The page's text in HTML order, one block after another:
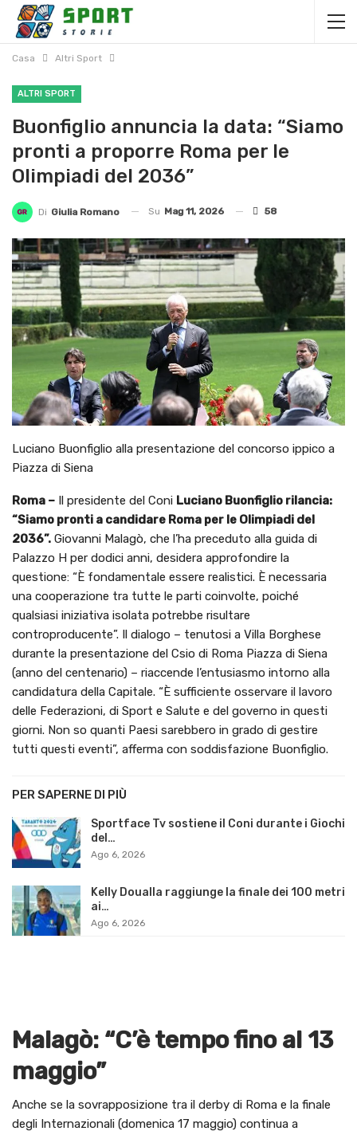
Casa Altri Sport
ALTRI SPORT
Buonfiglio annuncia la data: “Siamo
pronti a proporre Roma per le
Olimpiadi del 2036”
Di Giulia Romano Su Mag 11, 2026 58
Luciano Buonfiglio alla presentazione del concorso ippico a
Piazza di Siena
Roma – Il presidente del Coni Luciano Buonfiglio rilancia:
“Siamo pronti a candidare Roma per le Olimpiadi del
2036”. Giovanni Malagò, che l’ha preceduto alla guida di
Palazzo H per dodici anni, desidera approfondire la
questione: “È fondamentale essere realistici. È necessaria
una cooperazione tra tutte le parti coinvolte, poiché
qualsiasi iniziativa isolata potrebbe risultare
controproducente”. Il dialogo – tenutosi a Villa Borghese
durante la presentazione del Csio di Roma Piazza di Siena
(anno del centenario) – riaccende l’entusiasmo intorno alla
candidatura della Capitale. “È sufficiente osservare il lavoro
delle Federazioni, di Sport e Salute e del governo in questi
giorni. Non so quanti Paesi sarebbero in grado di gestire
tutti questi eventi”, afferma con soddisfazione Buonfiglio.
PER SAPERNE DI PIÙ
Sportface Tv sostiene il Coni durante i Giochi
del…
Ago 6, 2026
Kelly Doualla raggiunge la finale dei 100 metri
ai…
Ago 6, 2026
Malagò: “C’è tempo fino al 13
maggio”
Anche se la sovrapposizione tra il derby di Roma e la finale
degli Internazionali (domenica 17 maggio) continua a